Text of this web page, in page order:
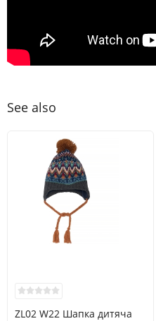
See also
ZL02 W22 Шапка дитяча